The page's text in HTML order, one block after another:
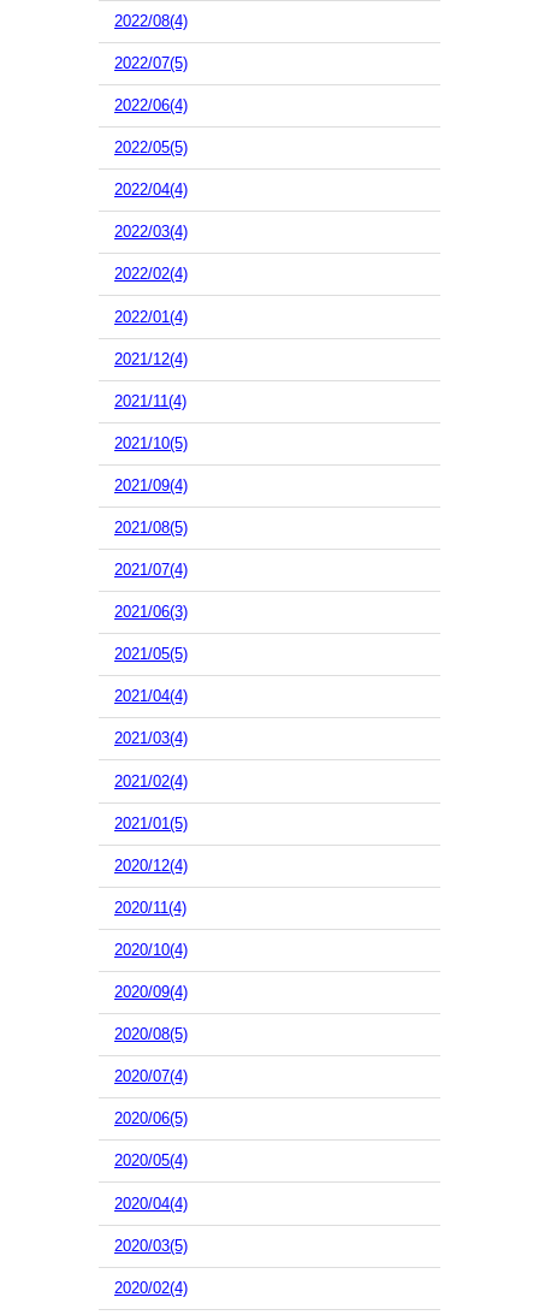
2022/08(4)
2022/07(5)
2022/06(4)
2022/05(5)
2022/04(4)
2022/03(4)
2022/02(4)
2022/01(4)
2021/12(4)
2021/11(4)
2021/10(5)
2021/09(4)
2021/08(5)
2021/07(4)
2021/06(3)
2021/05(5)
2021/04(4)
2021/03(4)
2021/02(4)
2021/01(5)
2020/12(4)
2020/11(4)
2020/10(4)
2020/09(4)
2020/08(5)
2020/07(4)
2020/06(5)
2020/05(4)
2020/04(4)
2020/03(5)
2020/02(4)